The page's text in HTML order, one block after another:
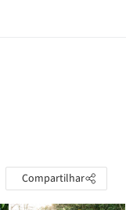
Compartilhar